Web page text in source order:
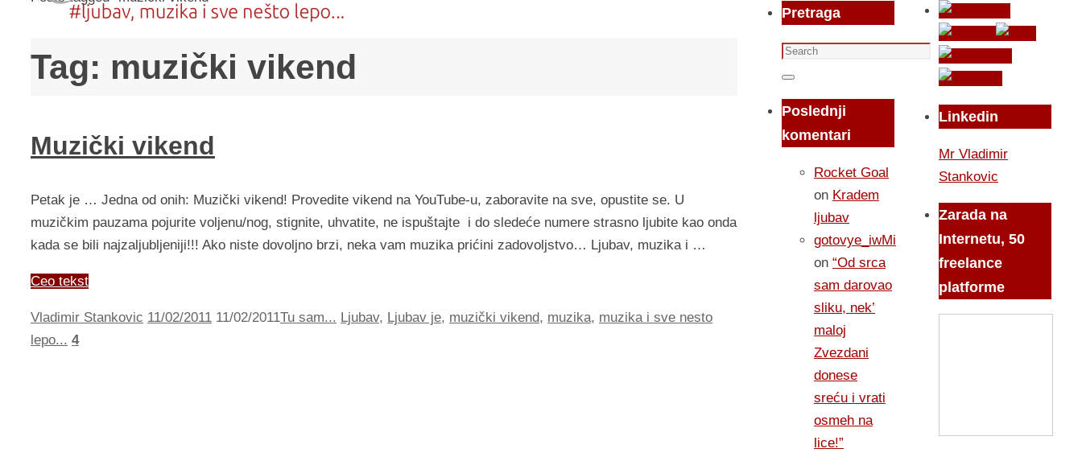
Tag: muzički vikend
Muzički vikend
Petak je … Jedna od onih: Muzički vikend! Provedite vikend na YouTube-u, zaboravite na sve, opustite se. U
muzičkim pauzama pojurite voljenu/nog, stignite, uhvatite, ne ispuštajte i do sledeće numere strasno ljubite kao onda
kada se bili najzaljubljeniji!!! Ako niste dovoljno brzi, neka vam muzika prićini zadovoljstvo… Ljubav, muzika i …
Ceo tekst
Vladimir Stankovic 11/02/2011 11/02/2011Tu sam... Ljubav, Ljubav je, muzički vikend, muzika, muzika i sve nesto
lepo... 4
Pretraga
Search
for:
Search
Poslednji
komentari
Rocket Goal
on Kradem
ljubav
gotovye_iwMi
on “Od srca
sam darovao
sliku, nek’
maloj
Zvezdani
donese
sreću i vrati
osmeh na
lice!”
Linkedin
Mr Vladimir
Stankovic
Zarada na
Internetu, 50
freelance
platforme